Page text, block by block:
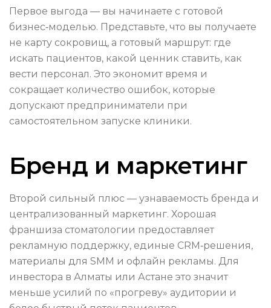
Первое выгода — вы начинаете с готовой
бизнес‑моделью. Представьте, что вы получаете
не карту сокровищ, а готовый маршрут: где
искать пациентов, какой ценник ставить, как
вести персонал. Это экономит время и
сокращает количество ошибок, которые
допускают предприниматели при
самостоятельном запуске клиники.
Бренд и маркетинг
Второй сильный плюс — узнаваемость бренда и
централизованный маркетинг. Хорошая
франшиза стоматологии предоставляет
рекламную поддержку, единые CRM‑решения,
материалы для SMM и офлайн рекламы. Для
инвестора в Алматы или Астане это значит
меньше усилий по «прогреву» аудитории и